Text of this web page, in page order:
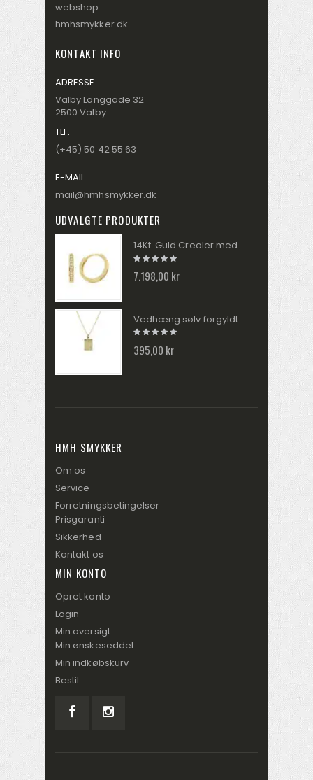
webshop
hmhsmykker.dk
KONTAKT INFO
ADRESSE
Valby Langgade 32
2500 Valby
TLF.
(+45) 50 42 55 63
E-MAIL
mail@hmhsmykker.dk
UDVALGTE PRODUKTER
14Kt. Guld Creoler med 20 Brillanter 0,10ct. W/SI EA083195
7.198,00 kr
Vedhæng sølv forgyldt MUNA zirkonia med kæde 2040270
395,00 kr
HMH SMYKKER
Om os
Service
Forretningsbetingelser
Prisgaranti
Sikkerhed
Kontakt os
MIN KONTO
Opret konto
Login
Min oversigt
Min ønskeseddel
Min indkøbskurv
Bestil